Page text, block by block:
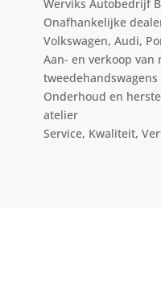
Werviks Autobedrijf
Onafhankelijke
Volkswagen, Audi,
Aan- en verkoop van
tweedehandswagens
Onderhoud en
atelier
Service, Kwaliteit,